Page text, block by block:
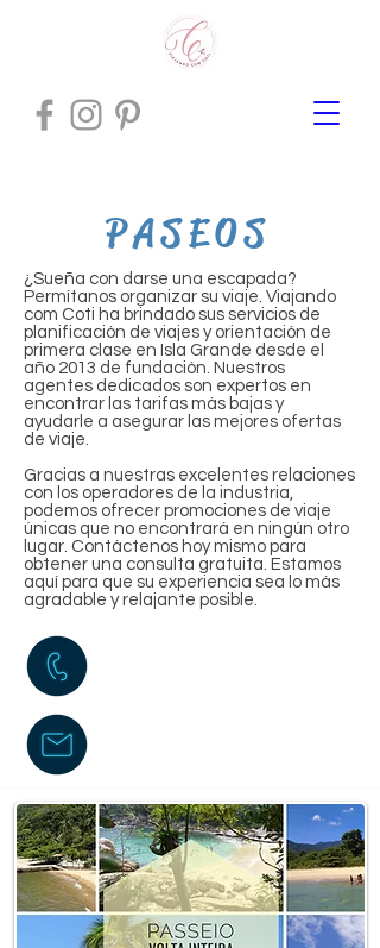
P A S E O S
¿Sueña con darse una escapada?
Permítanos organizar su viaje. Viajando
com Coti ha brindado sus servicios de
planificación de viajes y orientación de
primera clase en Isla Grande desde el
año 2013 de fundación. Nuestros
agentes dedicados son expertos en
encontrar las tarifas más bajas y
ayudarle a asegurar las mejores ofertas
de viaje.
Gracias a nuestras excelentes relaciones
con los operadores de la industria,
podemos ofrecer promociones de viaje
únicas que no encontrará en ningún otro
lugar. Contáctenos hoy mismo para
obtener una consulta gratuita. Estamos
aquí para que su experiencia sea lo más
agradable y relajante posible.